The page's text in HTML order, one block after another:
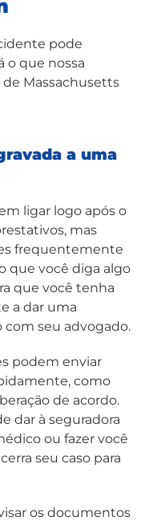
pode
o que nossa
Massachusetts
a uma
ligar logo após o
mas
frequentemente
que você diga algo
que você tenha
a dar uma
com seu advogado.
podem enviar
como
de acordo.
dar à seguradora
ou fazer você
seu caso para
os documentos